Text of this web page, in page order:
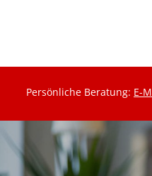
Persönliche Beratung: E-